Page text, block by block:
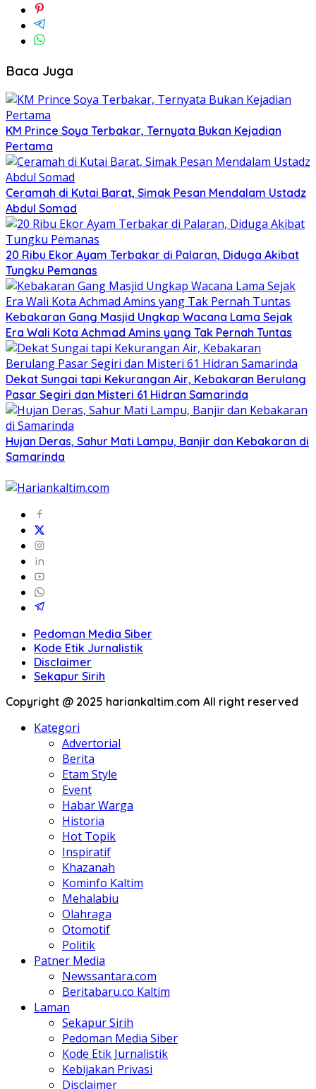
Baca Juga
KM Prince Soya Terbakar, Ternyata Bukan Kejadian
Pertama
Ceramah di Kutai Barat, Simak Pesan Mendalam Ustadz
Abdul Somad
20 Ribu Ekor Ayam Terbakar di Palaran, Diduga Akibat
Tungku Pemanas
Kebakaran Gang Masjid Ungkap Wacana Lama Sejak
Era Wali Kota Achmad Amins yang Tak Pernah Tuntas
Dekat Sungai tapi Kekurangan Air, Kebakaran Berulang
Pasar Segiri dan Misteri 61 Hidran Samarinda
Hujan Deras, Sahur Mati Lampu, Banjir dan Kebakaran di
Samarinda
Pedoman Media Siber
Kode Etik Jurnalistik
Disclaimer
Sekapur Sirih
Copyright @ 2025 hariankaltim.com All right reserved
Kategori
Advertorial
Berita
Etam Style
Event
Habar Warga
Historia
Hot Topik
Inspiratif
Khazanah
Kominfo Kaltim
Mehalabiu
Olahraga
Otomotif
Politik
Patner Media
Newssantara.com
Beritabaru.co Kaltim
Laman
Sekapur Sirih
Pedoman Media Siber
Kode Etik Jurnalistik
Kebijakan Privasi
Disclaimer